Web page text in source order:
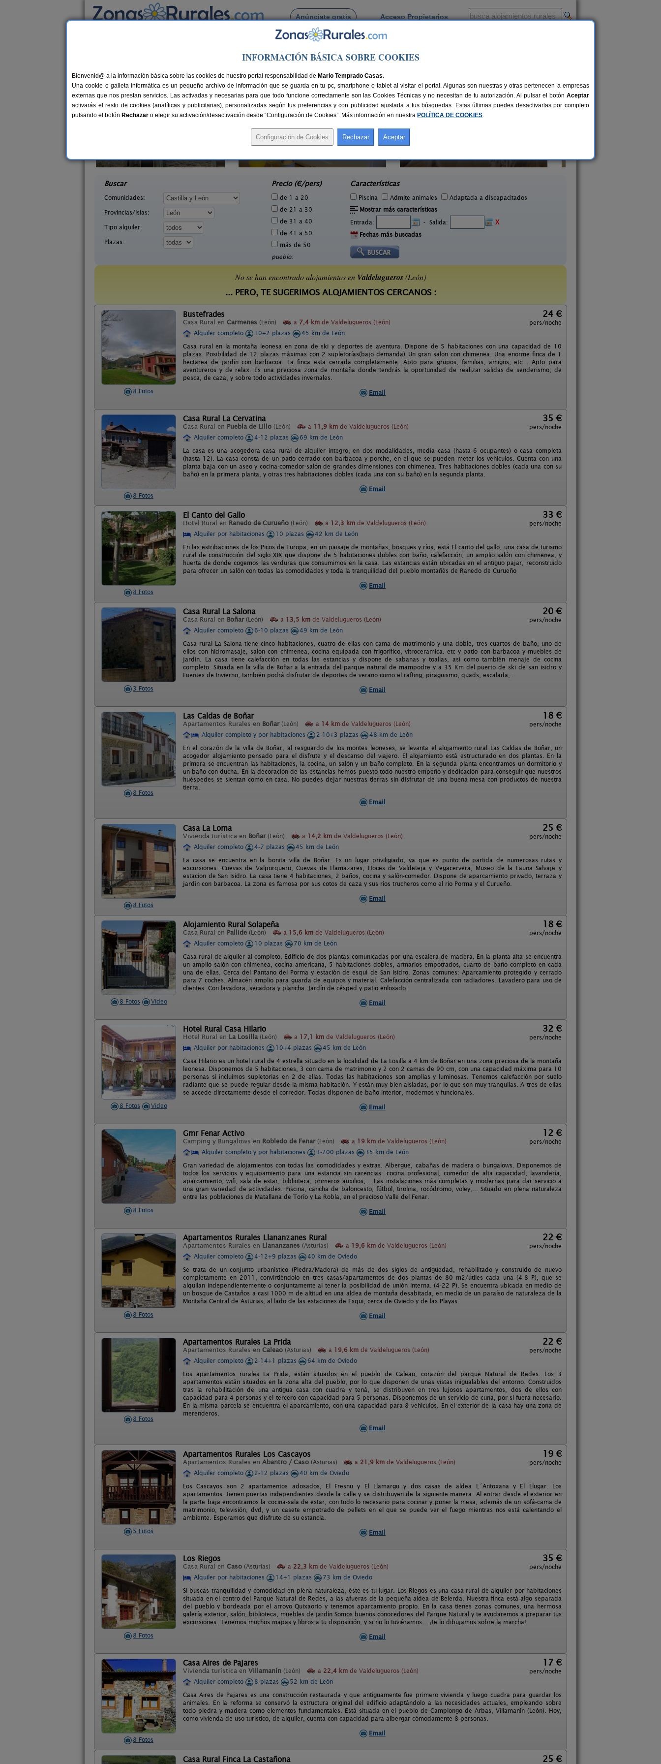
Anúnciate gratis Acceso Propietarios
Busca por pueblo
Casas Rurales cerca de Valdelugueros
36 €
Casa La Coja
Buscar
Comunidades:
Provincias/Islas:
Tipo alquiler:
Plazas:
Precio (€/pers)
de 1 a 20
de 21 a 30
de 31 a 40
de 41 a 50
más de 50
pueblo:
Características
Piscina Admite animales
Adaptada a discapacitados
Mostrar más características
Entrada:
- Salida:
X
Fechas más buscadas
No se han encontrado alojamientos en Valdelugueros(León)
... PERO, TE SUGERIMOS ALOJAMIENTOS CERCANOS :
8 Fotos
Bustefrades
Casa Rural en Carmenes (León) a 7,4 km de Valdelugueros (León)
24 €
pers/noche
Alquiler completo
10+2 plazas
45 km de León
Casa rural en la montaña leonesa en zona de ski y deportes de aventura. Dispone de 5 habitaciones con una capacidad de 10
plazas. Posibilidad de 12 plazas máximas con 2 supletorías(bajo demanda) Un gran salon con chimenea. Una enorme finca de 1
hectarea de jardín con barbacoa. La finca esta cerrada completamente. Apto para grupos, familias, amigos, etc... Apto para
aventureros y de relax. Es una preciosa zona de montaña donde tendrás la oportunidad de realizar salidas de senderismo, de
pesca, de caza, y sobre todo actividades invernales.
Email
8 Fotos
Casa Rural La Cervatina
Casa Rural en Puebla de Lillo (León) a 11,9 km de Valdelugueros (León)
35 €
pers/noche
Alquiler completo
4-12 plazas
69 km de León
La casa es una acogedora casa rural de alquiler integro, en dos modalidades, media casa (hasta 6 ocupantes) o casa completa
(hasta 12). La casa consta de un patio cerrado con barbacoa y porche, en el que se pueden meter los vehículos. Cuenta con una
planta baja con un aseo y cocina-comedor-salón de grandes dimensiones con chimenea. Tres habitaciones dobles (cada una con su
baño) en la primera planta, y otras tres habitaciones dobles (cada una con su baño) en la segunda planta.
Email
8 Fotos
El Canto del Gallo
Hotel Rural en Ranedo de Curueño (León) a 12,3 km de Valdelugueros (León)
33 €
pers/noche
Alquiler por habitaciones
10 plazas
42 km de León
En las estribaciones de los Picos de Europa, en un paisaje de montañas, bosques y ríos, está El canto del gallo, una casa de turismo
rural de construcción del siglo XIX que dispone de 5 habitaciones dobles con baño, calefacción, un amplio salón con chimenea, y
huerta de donde cogemos las verduras que consumimos en la casa. Las estancias están ubicadas en el antiguo pajar, reconstruido
para ofrecer un salón con todas las comodidades y toda la tranquilidad del pueblo montañés de Ranedo de Curueño
Email
3 Fotos
Casa Rural La Salona
Casa Rural en Boñar (León) a 13,5 km de Valdelugueros (León)
20 €
pers/noche
Alquiler completo
6-10 plazas
49 km de León
Casa rural La Salona tiene cinco habitaciones, cuatro de ellas con cama de matrimonio y una doble, tres cuartos de baño, uno de
ellos con hidromasaje, salon con chimenea, cocina equipada con frigorifico, vitroceramica. etc y patio con barbacoa y muebles de
jardin. La casa tiene calefacción en todas las estancias y dispone de sabanas y toallas, así como también menaje de cocina
completo. Situada en la villa de Boñar a la entrada del parque natural de mampodre y a 35 Km del puerto de ski de san isidro y
Fuentes de Invierno, también podrá disfrutar de deportes de verano como el rafting, piraguismo, quads, escalada,...
Email
8 Fotos
Las Caldas de Boñar
Apartamentos Rurales en Boñar (León) a 14 km de Valdelugueros (León)
18 €
pers/noche
Alquiler completo y por habitaciones
2-10+3 plazas
48 km de León
En el corazón de la villa de Boñar, al resguardo de los montes leoneses, se levanta el alojamiento rural Las Caldas de Boñar, un
acogedor alojamiento pensado para el disfrute y el descanso del viajero. El alojamiento está estructurado en dos plantas. En la
primera se encuentran las habitaciones, la cocina, un salón y un baño completo. En la segunda planta encontramos un dormitorio y
un baño con ducha. En la decoración de las estancias hemos puesto todo nuestro empeño y dedicación para conseguir que nuestros
huéspedes se sientan como en casa. No puedes dejar nuestras tierras sin disfrutar de una buena mesa con productos de nuestra
tierra.
Email
8 Fotos
Casa La Loma
Vivienda turística en Boñar (León) a 14,2 km de Valdelugueros (León)
25 €
pers/noche
Alquiler completo
4-7 plazas
45 km de León
La casa se encuentra en la bonita villa de Boñar. Es un lugar priviligiado, ya que es punto de partida de numerosas rutas y
excursiones: Cuevas de Valporquero, Cuevas de Llamazares, Hoces de Valdeteja y Vegacervera, Museo de la Fauna Salvaje y
estacion de San Isidro. La casa tiene 4 habitaciones, 2 baños, cocina y salón-comedor. Dispone de aparcamiento privado, terraza y
jardin con barbacoa. La zona es famosa por sus cotos de caza y sus ríos trucheros como el rio Porma y el Curueño.
Email
8 Fotos Video
Alojamiento Rural Solapeña
Casa Rural en Pallide (León) a 15,6 km de Valdelugueros (León)
18 €
pers/noche
Alquiler completo
10 plazas
70 km de León
Casa rural de alquiler al completo. Edificio de dos plantas comunicadas por una escalera de madera. En la planta alta se encuentra
un amplio salón con chimenea, cocina americana, 5 habitaciones dobles, armarios empotrados, cuarto de baño completo en cada
una de ellas. Cerca del Pantano del Porma y estación de esquí de San Isidro. Zonas comunes: Aparcamiento protegido y cerrado
para 7 coches. Almacén amplio para guarda de equipos y material. Calefacción centralizada con radiadores. Lavadero para uso de
clientes. Con lavadora, secadora y plancha. Jardín de césped y patio enlosado.
Email
8 Fotos Video
Hotel Rural Casa Hilario
Hotel Rural en La Losilla (León) a 17,1 km de Valdelugueros (León)
32 €
pers/noche
Alquiler por habitaciones
10+4 plazas
45 km de León
Casa Hilario es un hotel rural de 4 estrella situado en la localidad de La Losilla a 4 km de Boñar en una zona preciosa de la montaña
leonesa. Disponemos de 5 habitaciones, 3 con cama de matrimonio y 2 con 2 camas de 90 cm, con una capacidad máxima para 10
personas si incluimos supletorias en 2 de ellas. Todas las habitaciones son amplias y luminosas. Tenemos calefacción por suelo
radiante que se puede regular desde la misma habitación. Y están muy bien aisladas, por lo que son muy tranquilas. A tres de ellas
se accede directamente desde el corredor. Todas disponen de baño interior, modernos y funcionales.
Email
8 Fotos
Gmr Fenar Activo
Camping y Bungalows en Robledo de Fenar (León) a 19 km de Valdelugueros (León)
12 €
pers/noche
Alquiler completo y por habitaciones
3-200 plazas
35 km de León
Gran variedad de alojamientos con todas las comodidades y extras. Albergue, cabañas de madera o bungalows. Disponemos de
todos los servicios y equipamiento para una estancia sin carencias: cocina profesional, comedor de alta capacidad, lavandería,
aparcamiento, wifi, sala de estar, biblioteca, primeros auxilios,... Las instalaciones más completas y modernas para dar servicio a
una gran variedad de actividades. Piscina, cancha de baloncesto, fútbol, tirolina, rocódromo, voley,... Situado en plena naturaleza
entre las poblaciones de Matallana de Torío y La Robla, en el precioso Valle del Fenar.
Email
8 Fotos
Apartamentos Rurales Llananzanes Rural
Apartamentos Rurales en Llananzanes (Asturias) a 19,6 km de Valdelugueros (León)
22 €
pers/noche
Alquiler completo
4-12+9 plazas
40 km de Oviedo
Se trata de un conjunto urbanístico (Piedra/Madera) de más de dos siglos de antigüedad, rehabilitado y construido de nuevo
completamente en 2011, convirtiéndolo en tres casas/apartamentos de dos plantas de 80 m2/útiles cada una (4-8 P), que se
alquilan independientemente o conjuntamente al tener la posibilidad de unión interna. (4-22 P). Se encuentra ubicada en medio de
un bosque de Castaños a casi 1000 m de altitud en una aldea de montaña desabitada, en medio de un paraíso de naturaleza de la
Montaña Central de Asturias, al lado de las estaciones de Esqui, cerca de Oviedo y de las Playas.
Email
8 Fotos
Apartamentos Rurales La Prida
Apartamentos Rurales en Caleao (Asturias) a 19,6 km de Valdelugueros (León)
22 €
pers/noche
Alquiler completo
2-14+1 plazas
64 km de Oviedo
Los apartamentos rurales La Prida, están situados en el pueblo de Caleao, corazón del parque Natural de Redes. Los 3
apartamentos están situados en la zona alta del pueblo, por lo que disponen de unas vistas inigualables del entorno. Construidos
tras la rehabilitación de una antigua casa con cuadra y tená, se distribuyen en tres lujosos apartamentos, dos de ellos con
capacidad para 4 personas y el tercero con capacidad para 5 personas. Disponemos de un servicio de cuna, por si fuera necesario.
En la misma parcela se encuentra el aparcamiento, con una capacidad para 8 vehículos. En el exterior de la casa hay una zona de
merenderos.
Email
5 Fotos
Apartamentos Rurales Los Cascayos
Apartamentos Rurales en Abantro / Caso (Asturias) a 21,9 km de Valdelugueros (León)
19 €
pers/noche
Alquiler completo
2-12 plazas
40 km de Oviedo
Los Cascayos son 2 apartamentos adosados, El Fresnu y El Llamargu y dos casas de aldea L´Antoxana y El Llugar. Los
apartamentos: tienen puertas independientes desde la calle y se distribuyen de la siguiente manera: Al entrar desde el exterior en
la parte baja encontramos la cocina-sala de estar, con todo lo necesario para cocinar y poner la mesa, además de un sofá-cama de
matrimonio, televisión, dvd, y un casete empotrado de pellets en el que se puede ver el fuego mientras nos está calentando el
ambiente. Esperamos que disfrute de su estancia.
Email
8 Fotos
Los Riegos
Casa Rural en Caso (Asturias) a 22,3 km de Valdelugueros (León)
35 €
pers/noche
Alquiler por habitaciones
14+1 plazas
73 km de Oviedo
Si buscas tranquilidad y comodidad en plena naturaleza, éste es tu lugar. Los Riegos es una casa rural de alquiler por habitaciones
situada en el centro del Parque Natural de Redes, a las afueras de la pequeña aldea de Belerda. Nuestra finca está algo separada
del pueblo y bordeada por el arroyo Quixaorio y tenemos aparcamiento propio. En la casa tienes zonas comunes, una hermosa
galería exterior, salón, biblioteca, muebles de jardín Somos buenos conocedores del Parque Natural y te ayudaremos a preparar tus
excursiones. Tenemos muchos mapas y libros a tu disposición; y si no lo tuviéramos… ¡te lo dibujamos sobre la marcha!
Email
8 Fotos
Casa Aires de Pajares
Vivienda turística en Villamanín (León) a 22,4 km de Valdelugueros (León)
17 €
pers/noche
Alquiler completo
8 plazas
52 km de León
Casa Aires de Pajares es una construcción restaurada y que antiguamente fue primero vivienda y luego cuadra para guardar los
animales. En la reforma se conservó la estructura original del edificio adaptándolo a las necesidades actuales, empleando sobre
todo piedra y madera como elementos fundamentales. Está situada en el pueblo de Camplongo de Arbas, Villamanín (León). Hoy,
como vivienda de uso turístico, de alquiler, cuenta con capacidad para albergar cómodamente 8 personas.
Email
Casa Rural Finca La Castañona 25 €
INFORMACIÓN BÁSICA SOBRE COOKIES
Bienvenid@ a la información básica sobre las cookies de nuestro portal responsabilidad de Mario Temprado Casas.
Una cookie o galleta informática es un pequeño archivo de información que se guarda en tu pc, smartphone o tablet al visitar el portal. Algunas son nuestras y otras pertenecen a empresas
externas que nos prestan servicios. Las activadas y necesarias para que todo funcione correctamente son las Cookies Técnicas y no necesitan de tu autorización. Al pulsar el botón Aceptar
activarás el resto de cookies (analíticas y publicitarias), personalizadas según tus preferencias y con publicidad ajustada a tus búsquedas. Estas últimas puedes desactivarlas por completo
pulsando el botón Rechazar o elegir su activación/desactivación desde “Configuración de Cookies”. Más información en nuestra POLÍTICA DE COOKIES.